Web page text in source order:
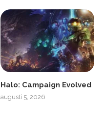
Halo: Campaign Evolved
augusti 5, 2026